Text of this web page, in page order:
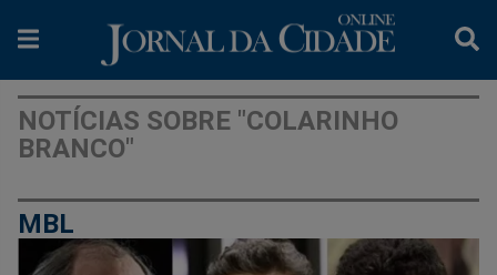
NOTÍCIAS SOBRE "COLARINHO
BRANCO"
MBL